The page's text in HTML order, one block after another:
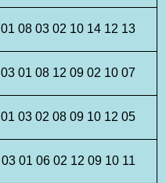
01 08 03 02 10 14 12 13
03 01 08 12 09 02 10 07
01 03 02 08 09 10 12 05
03 01 06 02 12 09 10 11